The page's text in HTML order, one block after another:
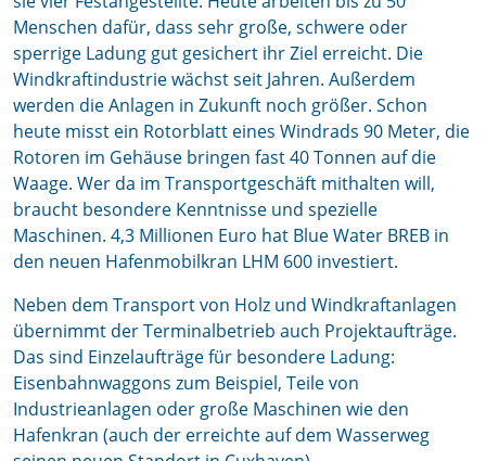
Menschen dafür, dass sehr große, schwere oder
sperrige Ladung gut gesichert ihr Ziel erreicht. Die
Windkraftindustrie wächst seit Jahren. Außerdem
werden die Anlagen in Zukunft noch größer. Schon
heute misst ein Rotorblatt eines Windrads 90 Meter, die
Rotoren im Gehäuse bringen fast 40 Tonnen auf die
Waage. Wer da im Transportgeschäft mithalten will,
braucht besondere Kenntnisse und spezielle
Maschinen. 4,3 Millionen Euro hat Blue Water BREB in
den neuen Hafenmobilkran LHM 600 investiert.
Neben dem Transport von Holz und Windkraftanlagen
übernimmt der Terminalbetrieb auch Projektaufträge.
Das sind Einzelaufträge für besondere Ladung:
Eisenbahnwaggons zum Beispiel, Teile von
Industrieanlagen oder große Maschinen wie den
Hafenkran (auch der erreichte auf dem Wasserweg